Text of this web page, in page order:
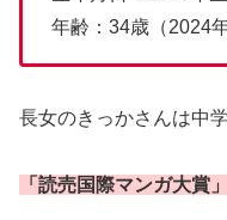
年齢：34歳（2024
長女のきっかさんは中学
「読売国際マンガ大賞